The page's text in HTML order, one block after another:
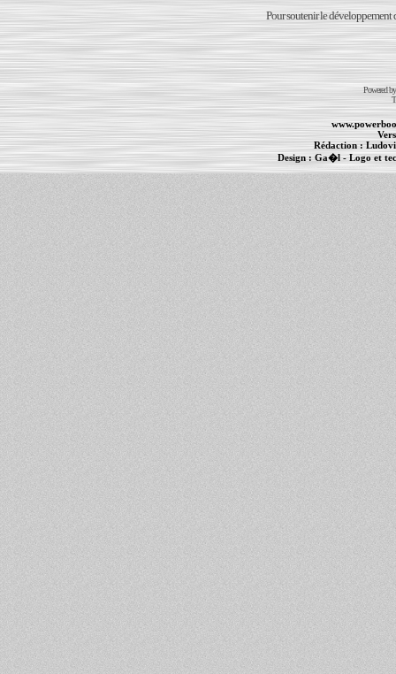
Pour soutenir le développement
Powered
Rédaction :
Design :Ga�l- Logo et
PowerBook